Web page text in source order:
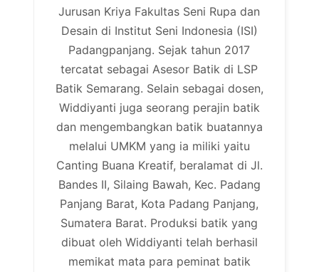
Jurusan Kriya Fakultas Seni Rupa dan
Desain di Institut Seni Indonesia (ISI)
Padangpanjang. Sejak tahun 2017
tercatat sebagai Asesor Batik di LSP
Batik Semarang. Selain sebagai dosen,
Widdiyanti juga seorang perajin batik
dan mengembangkan batik buatannya
melalui UMKM yang ia miliki yaitu
Canting Buana Kreatif, beralamat di Jl.
Bandes II, Silaing Bawah, Kec. Padang
Panjang Barat, Kota Padang Panjang,
Sumatera Barat. Produksi batik yang
dibuat oleh Widdiyanti telah berhasil
memikat mata para peminat batik